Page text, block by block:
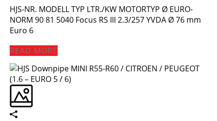
HJS-NR. MODELL TYP LTR./KW MOTORTYP Ø EURO-
NORM 90 81 5040 Focus RS III 2.3/257 YVDA Ø 76 mm
Euro 6
READ MORE